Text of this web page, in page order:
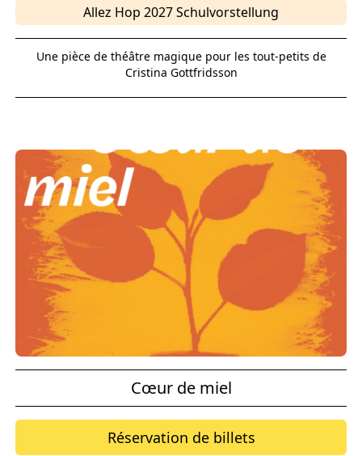
Allez Hop 2027 Schulvorstellung
Une pièce de théâtre magique pour les tout-petits de
Cristina Gottfridsson
Cœur de miel
Réservation de billets